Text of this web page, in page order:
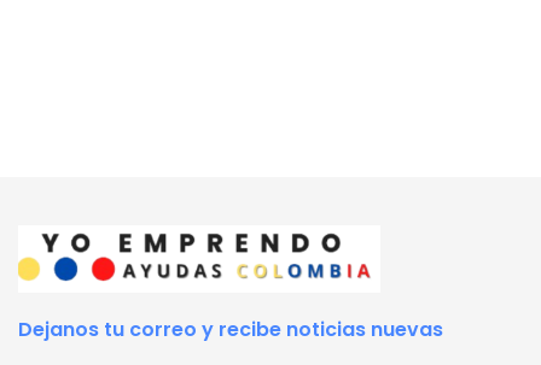
Dejanos tu correo y recibe noticias nuevas